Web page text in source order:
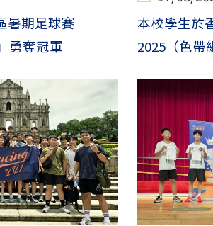
暑期足球賽
勇奪冠軍
本校學生於
2025（色帶